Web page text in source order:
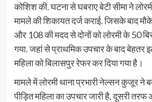
कोशिश की. घटना से घबराए बेटी सीमा ने
मामले की शिकायत दर्ज कराई. जिसके बाद
और 108 की मदद से दोनों को लोरमी के 50
गया. जहां से प्राथमिक उपचार के बाद बेहतर
महिला को बिलासपुर रेफर कर दिया गया है।
मामले में लोरमी थाना प्रभारी नेल्सन कुजूर ने
पीड़ित महिला का उपचार जारी है, दूसरी तरफ